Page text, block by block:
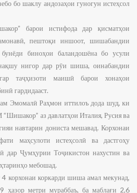
бо шаклу андозаҳои гуногун истеҳсол
барои истифода дар қисматҳои
пештоқи иншоот, шишабандии
биноҳои баландошёна бо усули
нигор дар рӯи шиша, оинабандии
таҷҳизоти маишӣ барои хонаҳои
гардидааст.
Эмомалӣ Раҳмон иттилоъ дода шуд, ки
аз давлатҳои Италия, Русия ва
навтарин дониста мешавад. Корхонаи
маҳсулоти истеҳсолӣ ва дастгоҳу
дар Ҷумҳурии Тоҷикистон нахустин ва
мебошад.
корхонаи коркарди шиша амал мекунад,
метри мураббаъ, ба маблағи 2,6